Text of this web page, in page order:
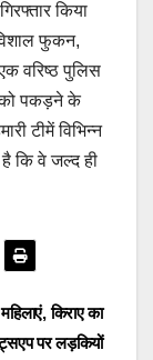
किया
फुकन,
वरिष्ठ पुलिस
को पकड़ने के
टीमें विभिन्न
कि वे जल्द ही
किराए का
पर लड़कियों